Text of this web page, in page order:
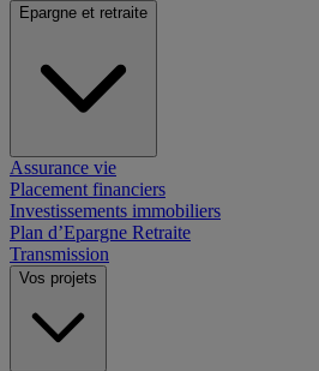
Epargne et retraite
Assurance vie
Placement financiers
Investissements immobiliers
Plan d’Epargne Retraite
Transmission
Vos projets